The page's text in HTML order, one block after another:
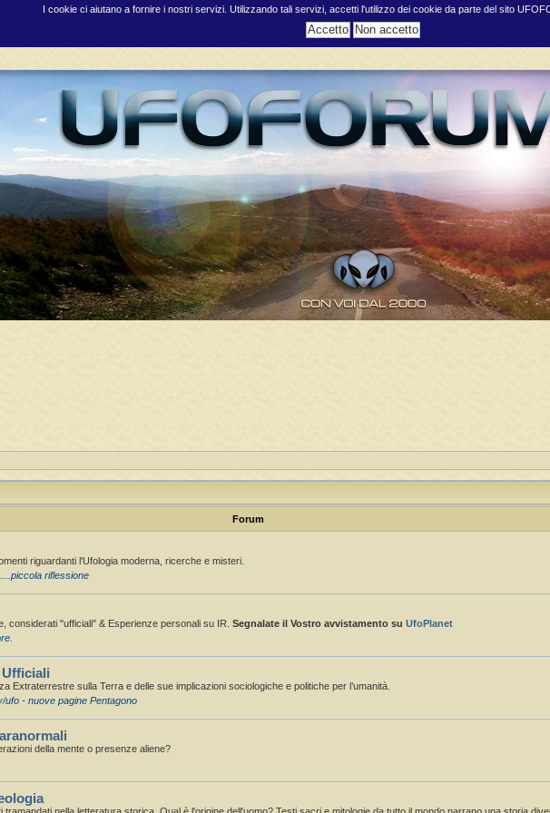
I cookie ci aiutano a fornire i nostri servizi. Utilizzando tali servizi, accetti l'utilizzo dei cookie da parte del sito
Forum
riguardanti l'Ufologia moderna, ricerche e misteri.
riflessione
considerati "ufficiali" & Esperienze personali su IR. Segnalate il Vostro avvistamento su UfoPlanet
Extraterrestre sulla Terra e delle sue implicazioni sociologiche e politiche per l’umanità.
ufo - nuove pagine Pentagono
della mente o presenze aliene?